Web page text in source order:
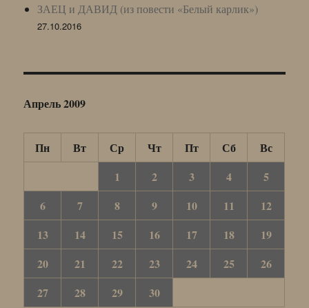
ЗАЕЦ и ДАВИД (из повести «Белый карлик»)
27.10.2016
Апрель 2009
Пн Вт Ср Чт Пт Сб
Вс
1
2 3 4
5
6
7 8 9 10 11
12
13
14 15 16 17 18
19
20
21 22 23 24 25
26
27
28 29 30